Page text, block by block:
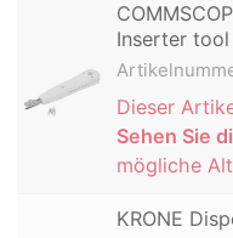
Inserter
Dieser
Sehen Sie
mögliche
KRONE